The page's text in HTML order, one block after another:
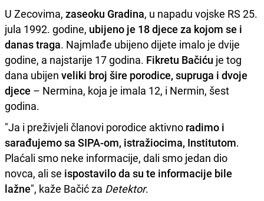
U Zecovima, zaseoku Gradina, u napadu vojske RS 25.
jula 1992. godine, ubijeno je 18 djece za kojom se i
danas traga. Najmlađe ubijeno dijete imalo je dvije
godine, a najstarije 17 godina. Fikretu Bačiću je tog
dana ubijen veliki broj šire porodice, supruga i dvoje
djece – Nermina, koja je imala 12, i Nermin, šest
godina.
"Ja i preživjeli članovi porodice aktivno radimo i
sarađujemo sa SIPA-om, istražiocima, Institutom.
Plaćali smo neke informacije, dali smo jedan dio
novca, ali se ispostavilo da su te informacije bile
lažne", kaže Bačić za Detektor.